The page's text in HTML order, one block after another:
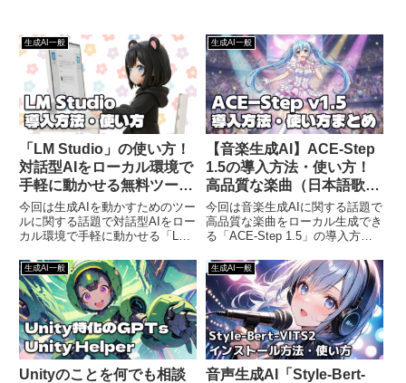
生成AI一般
「LM Studio」の使い方！
対話型AIをローカル環境で
手軽に動かせる無料ツール
を紹介
今回は生成AIを動かすためのツー
ルに関する話題で対話型AIをロー
カル環境で手軽に動かせる「LM
やすく解説するという内容になっ
ております。最近は高性能な大規
模言語モデル（LLM）が無料で公
開されることも多...
生成AI一般
【音楽生成AI】ACE-Step
1.5の導入方法・使い方！
高品質な楽曲（日本語歌詞
OK）をローカル生成しよ
う
今回は音楽生成AIに関する話題で
高品質な楽曲をローカル生成でき
る「ACE-Step 1.5」の導入方法
という内容になっております。音
楽生成AIというと今までは
「Suno」などのオンラインサー
ビスが主流で、音楽を...
生成AI一般
Unityのことを何でも相談
生成AI一般
音声生成AI「Style-Bert-